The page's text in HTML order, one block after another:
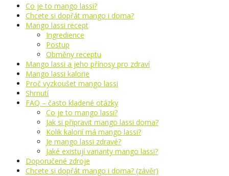
Co je to mango lassi?
Chcete si dopřát mango i doma?
Mango lassi recept
Ingredience
Postup
Obměny receptu
Mango lassi a jeho přínosy pro zdraví
Mango lassi kalorie
Proč vyzkoušet mango lassi
Shrnutí
FAQ – často kladené otázky
Co je to mango lassi?
Jak si připravit mango lassi doma?
Kolik kalorií má mango lassi?
Je mango lassi zdravé?
Jaké existují varianty mango lassi?
Doporučené zdroje
Chcete si dopřát mango i doma? (závěr)